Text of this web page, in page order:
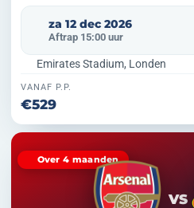
za 12 dec 2026
Aftrap 15:00 uur
Emirates Stadium, Londen
VANAF P.P.
€529
Over 4 maanden
VS